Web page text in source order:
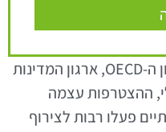
ישראל הצטרפה לאחרונה לארגון ה-OECD, ארגון המדינות
ההצטרפות עצמה
פעלו רבות לצירוף